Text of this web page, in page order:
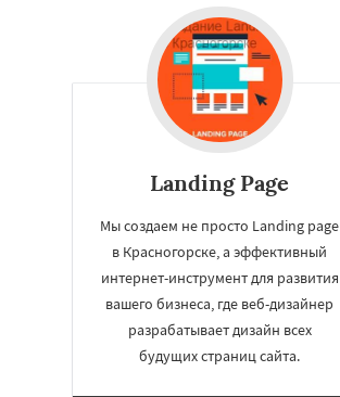
Landing Page
Мы создаем не просто Landing page
в Красногорске, а эффективный
интернет-инструмент для развития
вашего бизнеса, где веб-дизайнер
разрабатывает дизайн всех
будущих страниц сайта.